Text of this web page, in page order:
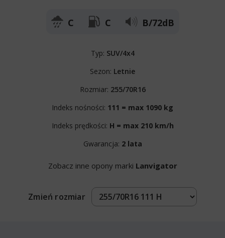
C C B/72dB
Typ: SUV/4x4
Sezon: Letnie
Rozmiar: 255/70R16
Indeks nośności: 111 = max 1090 kg
Indeks prędkości: H = max 210 km/h
Gwarancja: 2 lata
Zobacz inne opony marki Lanvigator
Zmień rozmiar